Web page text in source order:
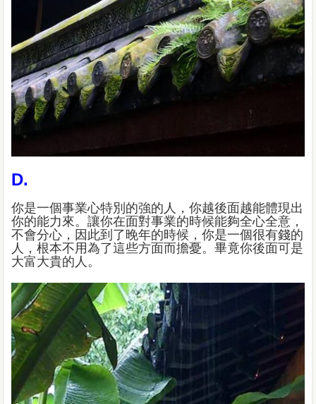
D.
你是一個事業心特別的強的人，你越後面越能體現出
你的能力來。讓你在面對事業的時候能夠全心全意，
不會分心，因此到了晚年的時候，你是一個很有錢的
人，根本不用為了這些方面而擔憂。畢竟你後面可是
大富大貴的人。